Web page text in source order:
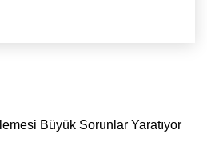
Büyük Sorunlar Yaratıyor